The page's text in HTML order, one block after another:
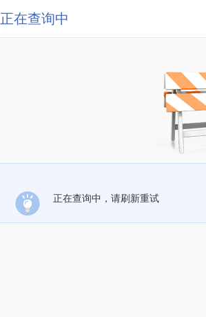
正在查询中
正在查询中，请刷新重试